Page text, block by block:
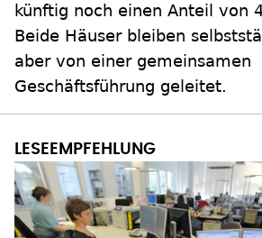
künftig noch einen Anteil von
Beide Häuser bleiben
aber von einer gemeinsamen
Geschäftsführung geleitet.